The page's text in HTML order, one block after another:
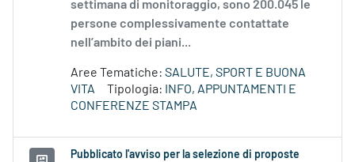
settimana di monitoraggio, sono 200.045 le
persone complessivamente contattate
nell’ambito dei piani...
Aree Tematiche: SALUTE, SPORT E BUONA
VITA
Tipologia:
INFO, APPUNTAMENTI E
CONFERENZE STAMPA
Pubblicato l'avviso per la selezione di proposte